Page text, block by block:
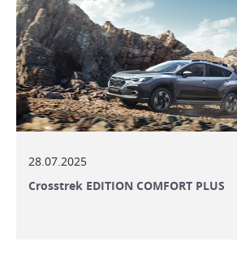
28.07.2025
Crosstrek EDITION COMFORT PLUS